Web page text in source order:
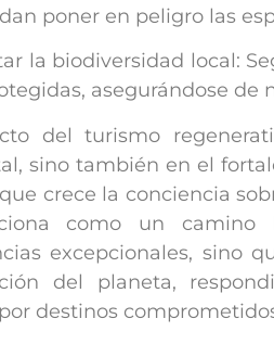
poner en peligro las
la biodiversidad local:
asegurándose de
del turismo
sino también en el
crece la conciencia
como un
excepcionales, sino
del planeta,
destinos